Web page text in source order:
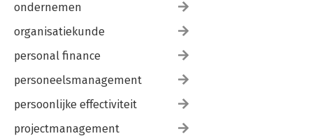
ondernemen
organisatiekunde
personal finance
personeelsmanagement
persoonlijke effectiviteit
projectmanagement